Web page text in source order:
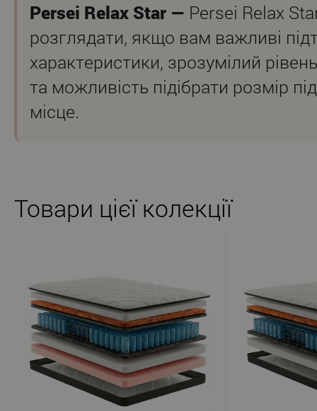
Persei Relax Star — Persei Relax
розглядати, якщо вам важливі
характеристики, зрозумілий
та можливість підібрати розмір
місце.
Товари цієї колекції